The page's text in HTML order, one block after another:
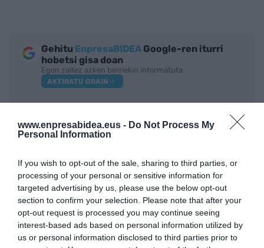
www.enpresabidea.eus - Do Not Process My
Personal Information
If you wish to opt-out of the sale, sharing to third parties, or
processing of your personal or sensitive information for
targeted advertising by us, please use the below opt-out
section to confirm your selection. Please note that after your
opt-out request is processed you may continue seeing
interest-based ads based on personal information utilized by
us or personal information disclosed to third parties prior to
Gehitu EnpresaBIDEA Google-ren iturri
hobetsi gisa doan
Egon zaitez azken berriekin informatuta
AKTIBATU ORAIN
IRAKURRIENAK